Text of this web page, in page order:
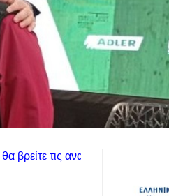
των